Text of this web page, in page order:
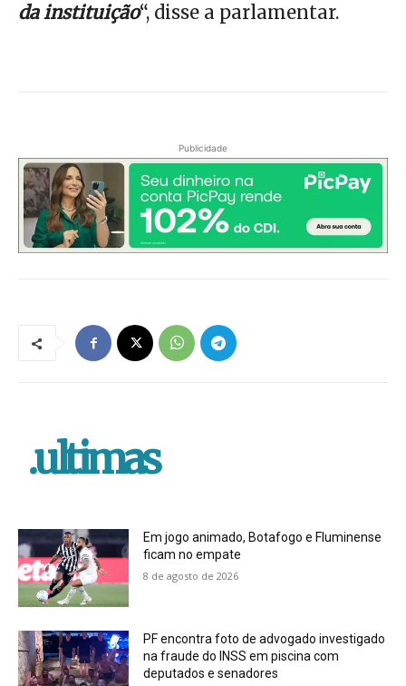
da instituição“, disse a parlamentar.
Publicidade
.ultimas
Em jogo animado, Botafogo e Fluminense
ficam no empate
8 de agosto de 2026
PF encontra foto de advogado investigado
na fraude do INSS em piscina com
deputados e senadores